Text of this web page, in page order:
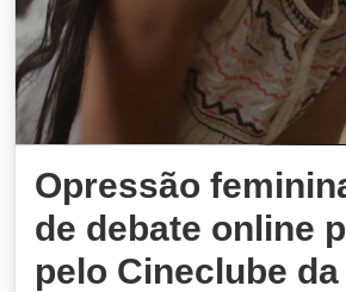
Opressão
de debate online
pelo Cineclube